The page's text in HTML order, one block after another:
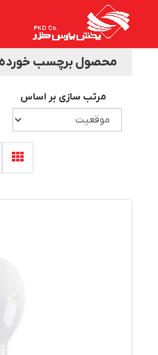
محصول برچسب خورده
مرتب سازی بر اساس